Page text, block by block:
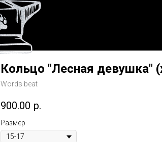
Кольцо "Лесная девушка"
Words beat
900.00 р.
Размер